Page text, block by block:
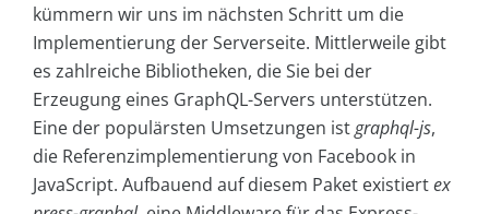
kümmern wir uns im nächsten Schritt um die
Implementierung der Serverseite. Mittlerweile gibt
es zahlreiche Bibliotheken, die Sie bei der
Erzeugung eines GraphQL-Servers unterstützen.
Eine der populärsten Umsetzungen istgraphql-js,
die Referenzimplementierung von Facebook in
JavaScript. Aufbauend auf diesem Paket existiertex